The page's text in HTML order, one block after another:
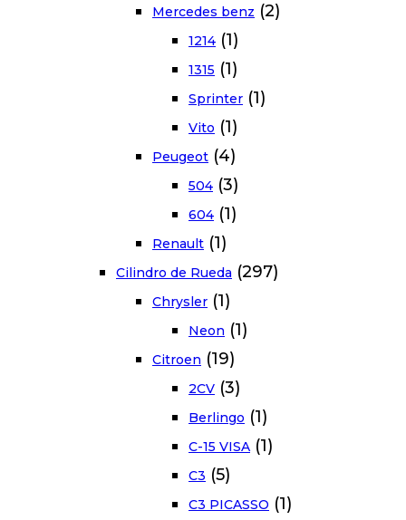
Mercedes benz (2)
1214 (1)
1315 (1)
Sprinter (1)
Vito (1)
Peugeot (4)
504 (3)
604 (1)
Renault (1)
Cilindro de Rueda (297)
Chrysler (1)
Neon (1)
Citroen (19)
2CV (3)
Berlingo (1)
C-15 VISA (1)
C3 (5)
C3 PICASSO (1)